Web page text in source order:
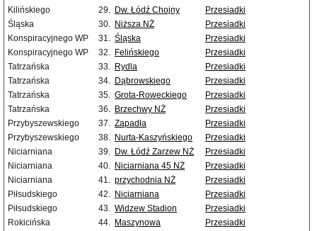
Kilińskiego
29. Dw. Łódź Chojny
Przesiadki
Śląska
30. Niższa NŻ
Przesiadki
Konspiracyjnego WP
31. Śląska
Przesiadki
Konspiracyjnego WP
32. Felińskiego
Przesiadki
Tatrzańska
33. Rydla
Przesiadki
Tatrzańska
34. Dąbrowskiego
Przesiadki
Tatrzańska
35. Grota-Roweckiego
Przesiadki
Tatrzańska
36. Brzechwy NŻ
Przesiadki
Przybyszewskiego
37. Zapadła
Przesiadki
Przybyszewskiego
38. Nurta-Kaszyńskiego
Przesiadki
Niciarniana
39. Dw. Łódź Zarzew NŻ
Przesiadki
Niciarniana
40. Niciarniana 45 NŻ
Przesiadki
Niciarniana
41. przychodnia NŻ
Przesiadki
Piłsudskiego
42. Niciarniana
Przesiadki
Piłsudskiego
43. Widzew Stadion
Przesiadki
Rokicińska
44. Maszynowa
Przesiadki